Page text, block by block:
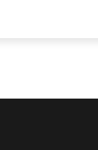
العروض والخصومات التى